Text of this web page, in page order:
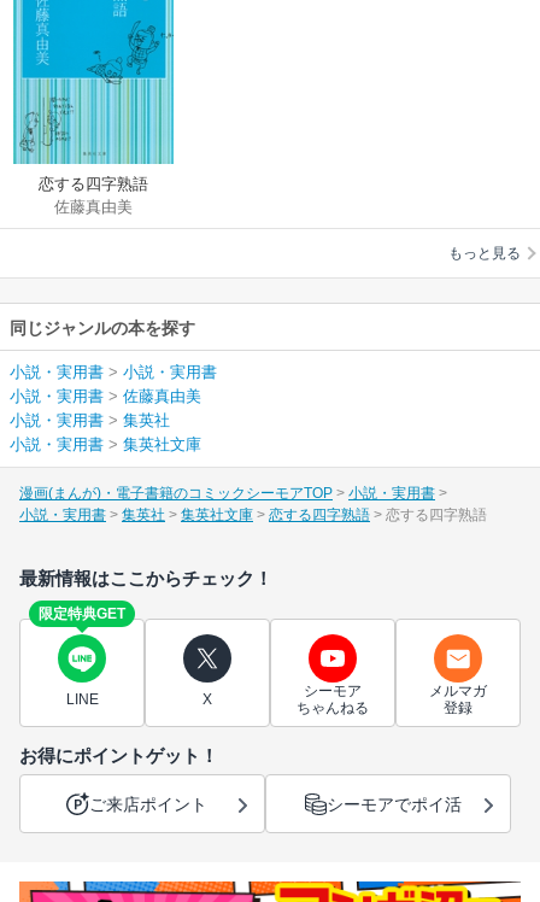
恋する四字熟語
佐藤真由美
もっと見る
同じジャンルの本を探す
小説・実用書 > 小説・実用書
小説・実用書 > 佐藤真由美
小説・実用書 > 集英社
小説・実用書 > 集英社文庫
漫画(まんが)・電子書籍のコミックシーモアTOP
小説・実用書
小説・実用書
集英社 集英社文庫 恋する四字熟語 恋する四字熟語
最新情報はここからチェック！
限定特典GET
LINE X
シーモア
ちゃんねる
メルマガ
登録
お得にポイントゲット！
ご来店ポイント シーモアでポイ活